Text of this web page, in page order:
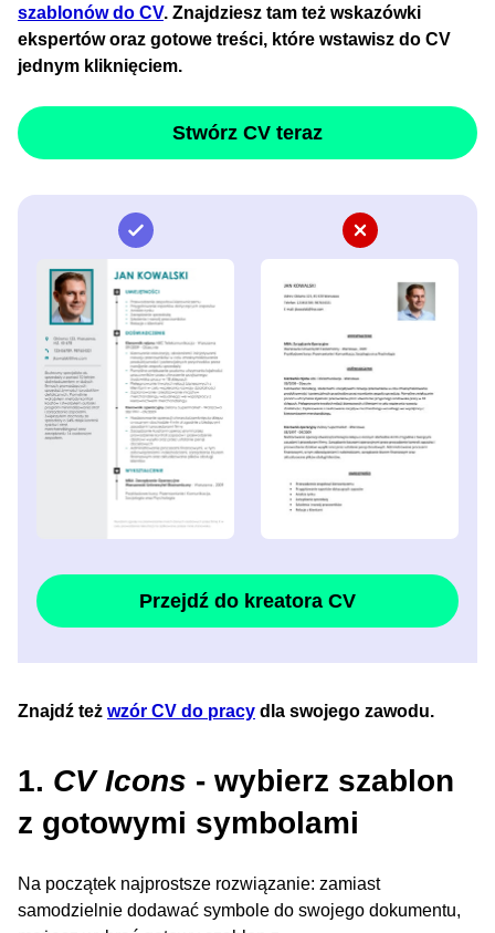
szablonów do CV. Znajdziesz tam też wskazówki
ekspertów oraz gotowe treści, które wstawisz do CV
jednym kliknięciem.
Stwórz CV teraz
Przejdź do kreatora CV
Znajdź też wzór CV do pracy dla swojego zawodu.
1. CV Icons - wybierz szablon
z gotowymi symbolami
Na początek najprostsze rozwiązanie: zamiast
samodzielnie dodawać symbole do swojego dokumentu,